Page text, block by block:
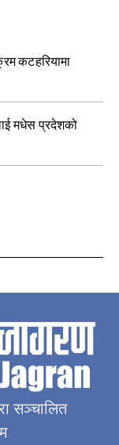
कटहरियामा
मधेस प्रदेशको
सञ्चालित